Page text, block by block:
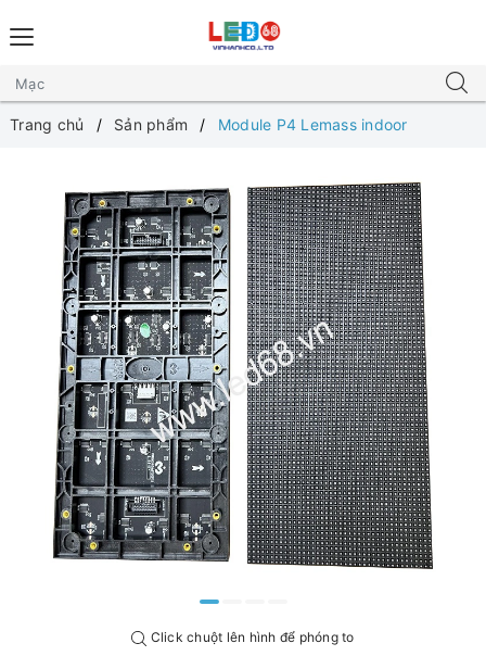
Trang chủ Sản phẩm Module P4 Lemass indoor
Click chuột lên hình để phóng to